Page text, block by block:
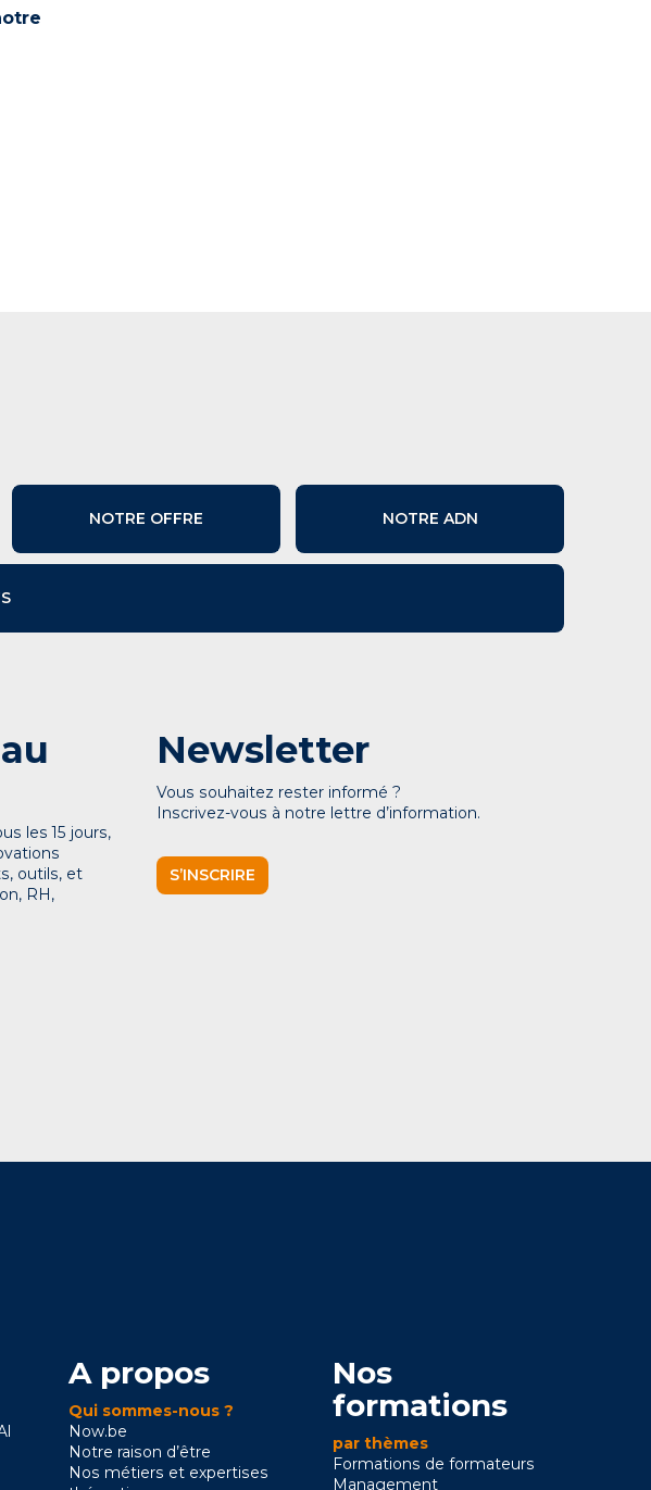
NOTRE OFFRE NOTRE ADN
les 15 jours,
outils, et
RH,
Newsletter
Vous souhaitez rester informé ?
Inscrivez-vous à notre lettre d’information.
S’INSCRIRE
A propos
Qui sommes-nous ?
Now.be
Notre raison d’être
Nos métiers et expertises
Nos
formations
par thèmes
Formations de formateurs
Management